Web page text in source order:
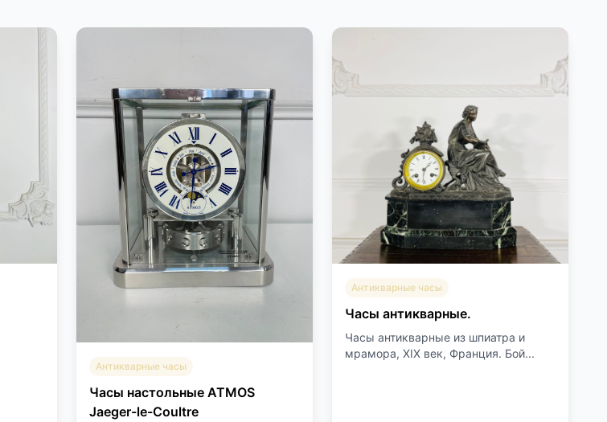
Антикварные часы
Часы настольные ATMOS
Jaeger-le-Coultre
Антикварные часы
Часы антикварные.
Часы антикварные из шпиатра и
мрамора, XIX век, Франция. Бой...